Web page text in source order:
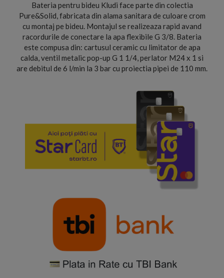
Bateria pentru bideu Kludi face parte din colectia
Pure&Solid, fabricata din alama sanitara de culoare crom
cu montaj pe bideu. Montajul se realizeaza rapid avand
racordurile de conectare la apa flexibile G 3/8. Bateria
este compusa din: cartusul ceramic cu limitator de apa
calda, ventil metalic pop-up G 1 1/4, perlator M24 x 1 si
are debitul de 6 l/min la 3 bar cu proiectia pipei de 110 mm.